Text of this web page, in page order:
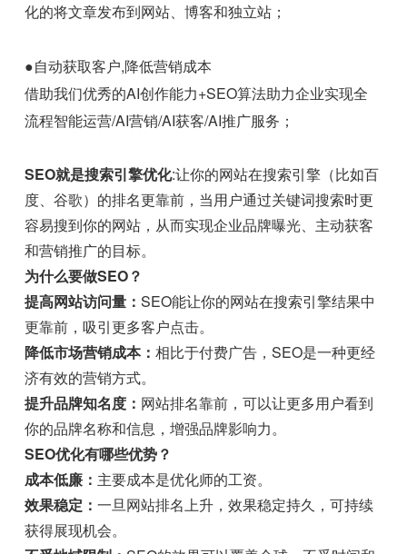
化的将文章发布到网站、博客和独立站；
●自动获取客户,降低营销成本
借助我们优秀的AI创作能力+SEO算法助力企业实现全
流程智能运营/AI营销/AI获客/AI推广服务；
SEO就是搜索引擎优化:让你的网站在搜索引擎（比如百
度、谷歌）的排名更靠前，当用户通过关键词搜索时更
容易搜到你的网站，从而实现企业品牌曝光、主动获客
和营销推广的目标。
为什么要做SEO？
提高网站访问量：SEO能让你的网站在搜索引擎结果中
更靠前，吸引更多客户点击。
降低市场营销成本：相比于付费广告，SEO是一种更经
济有效的营销方式。
提升品牌知名度： 网站排名靠前，可以让更多用户看到
你的品牌名称和信息，增强品牌影响力。
SEO优化有哪些优势？
成本低廉： 主要成本是优化师的工资。
效果稳定：一旦网站排名上升，效果稳定持久，可持续
获得展现机会。